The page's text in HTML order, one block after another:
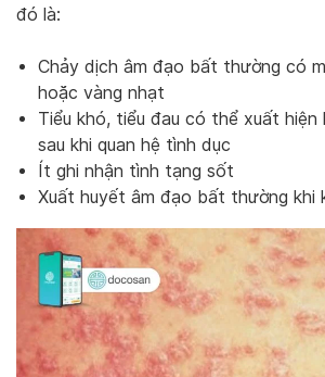
đó là:
Chảy dịch âm đạo bất thường có
hoặc vàng nhạt
Tiểu khó, tiểu đau có thể xuất hiện
sau khi quan hệ tình dục
Ít ghi nhận tình tạng sốt
Xuất huyết âm đạo bất thường khi